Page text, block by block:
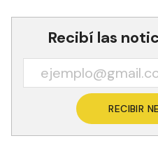
Recibí las
RECIBIR